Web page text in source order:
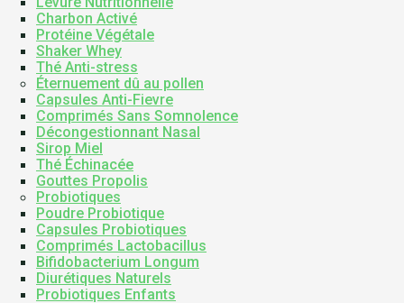
Charbon Activé
Protéine Végétale
Shaker Whey
Thé Anti-stress
Éternuement dû au pollen
Capsules Anti-Fievre
Comprimés Sans Somnolence
Décongestionnant Nasal
Sirop Miel
Thé Échinacée
Gouttes Propolis
Probiotiques
Poudre Probiotique
Capsules Probiotiques
Comprimés Lactobacillus
Bifidobacterium Longum
Diurétiques Naturels
Probiotiques Enfants